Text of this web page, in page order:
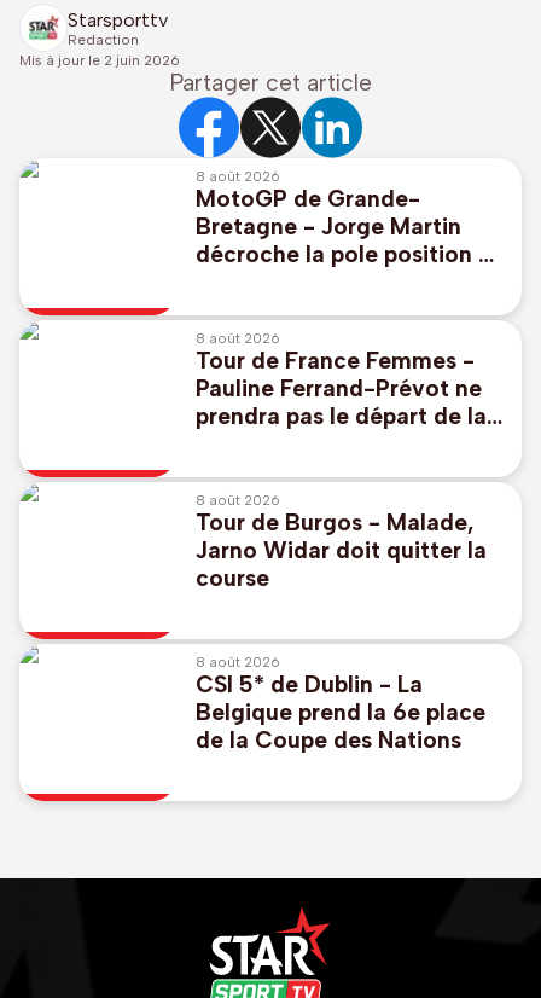
Starsporttv
Redaction
Mis à jour le 2 juin 2026
Partager cet article
8 août 2026
MotoGP de Grande-
Bretagne - Jorge Martin
décroche la pole position à
8 août 2026
Tour de France Femmes -
Pauline Ferrand-Prévot ne
prendra pas le départ de la
8 août 2026
Tour de Burgos - Malade,
Jarno Widar doit quitter la
course
8 août 2026
CSI 5* de Dublin - La
Belgique prend la 6e place
de la Coupe des Nations